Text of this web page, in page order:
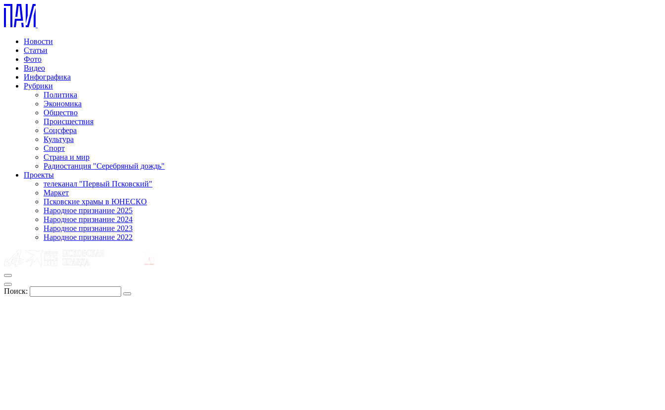
Новости
Статьи
Фото
Видео
Инфографика
Рубрики
Политика
Экономика
Общество
Происшествия
Соцсфера
Культура
Спорт
Страна и мир
Радиостанция "Серебряный дождь"
Проекты
телеканал "Первый Псковский"
Маркет
Псковские храмы в ЮНЕСКО
Народное признание 2025
Народное признание 2024
Народное признание 2023
Народное признание 2022
Поиск: